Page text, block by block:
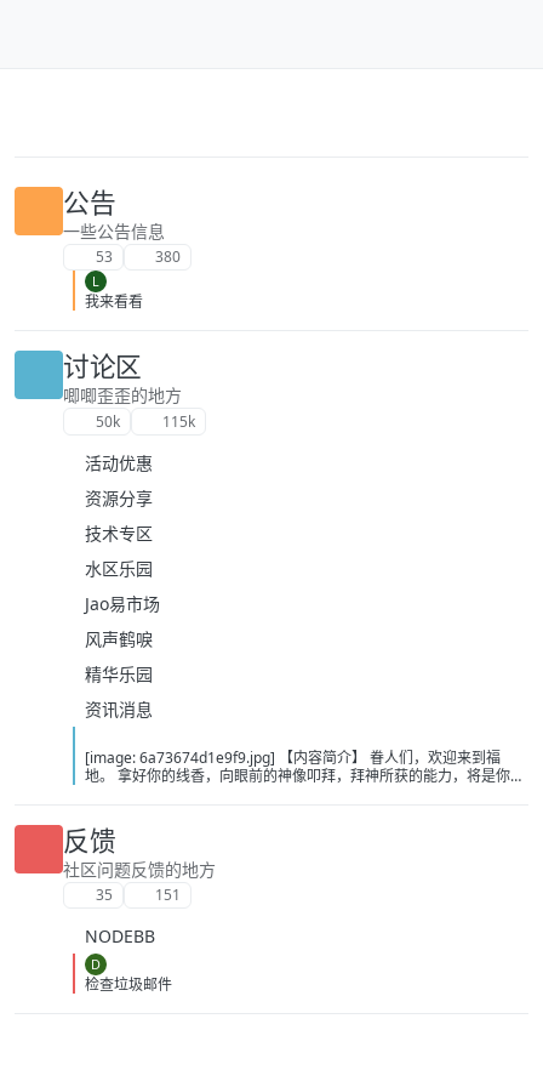
公告
一些公告信息
53 380
L
我来看看
讨论区
唧唧歪歪的地方
50k 115k
活动优惠
资源分享
技术专区
水区乐园
Jao易市场
风声鹤唳
精华乐园
资讯消息
[image: 6a73674d1e9f9.jpg] 【内容简介】 眷人们，欢迎来到福
地。 拿好你的线香，向眼前的神像叩拜，拜神所获的能力，将是你们
悲剧轮回…… 【作者简介】 作者：幻梦猎人，起点中文网作者，代表
作品：《灾厄收容所》《诡异分解指南》《天灾疯人院》《基因收容
所》等 【下载地址】 百度：
https://pan.baidu.com/s/1CTpsB1_Ju5NwzAhO0MvwZQ?pwd=9a1v
夸克：https://pan.quark.cn/s/ffe07719ebb3?pwd=aUYh 移动：
反馈
社区问题反馈的地方
35 151
NODEBB
D
检查垃圾邮件